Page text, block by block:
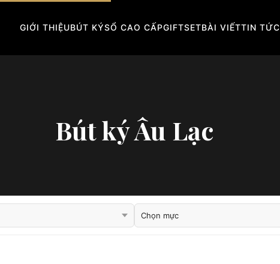
GIỚI THIỆUBÚT KÝSỔ CAO CẤPGIFTSETBÀI VIẾTTIN TỨC
Bút ký Âu Lạc